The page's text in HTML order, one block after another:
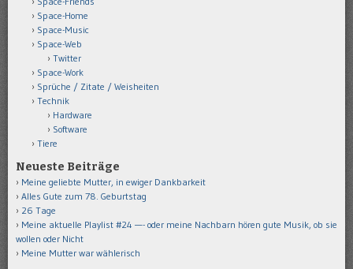
Space-Home
Space-Music
Space-Web
Twitter
Space-Work
Sprüche / Zitate / Weisheiten
Technik
Hardware
Software
Tiere
Neueste Beiträge
Meine geliebte Mutter, in ewiger Dankbarkeit
Alles Gute zum 78. Geburtstag
26 Tage
Meine aktuelle Playlist #24 —- oder meine Nachbarn hören gute Musik, ob sie
wollen oder Nicht
Meine Mutter war wählerisch